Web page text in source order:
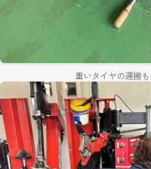
重いタイヤの運搬